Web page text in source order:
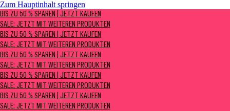
Zum Hauptinhalt springen
BIS ZU 50 % SPAREN | Jetzt kaufen
Sale: Jetzt mit weiteren Produkten
BIS ZU 50 % SPAREN | JETZT KAUFEN
SALE: JETZT MIT WEITEREN PRODUKTEN
BIS ZU 50 % SPAREN | JETZT KAUFEN
SALE: JETZT MIT WEITEREN PRODUKTEN
BIS ZU 50 % SPAREN | JETZT KAUFEN
SALE: JETZT MIT WEITEREN PRODUKTEN
BIS ZU 50 % SPAREN | JETZT KAUFEN
SALE: JETZT MIT WEITEREN PRODUKTEN
BIS ZU 50 % SPAREN | JETZT KAUFEN
SALE: JETZT MIT WEITEREN PRODUKTEN